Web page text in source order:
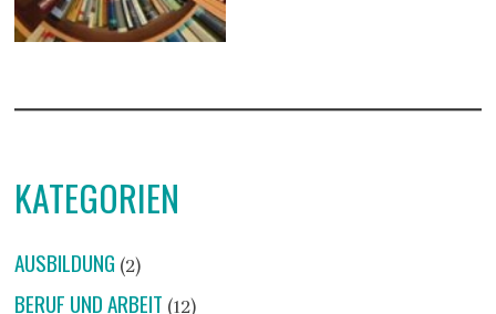
KATEGORIEN
AUSBILDUNG (2)
BERUF UND ARBEIT (12)